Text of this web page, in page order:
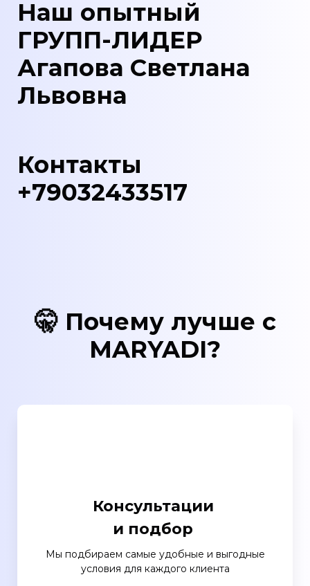
Наш опытный
ГРУПП-ЛИДЕР
Агапова Светлана
Львовна
Контакты
+79032433517
🤫 Почему лучше с
MARYADI?
Консультации
и подбор
Мы подбираем самые удобные и выгодные
условия для каждого клиента